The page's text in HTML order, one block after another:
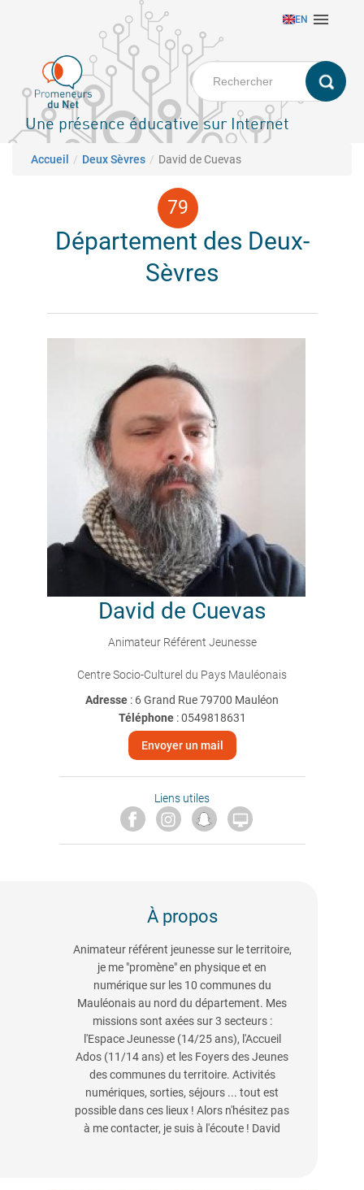
principal
EN 
Une présence éducative sur Internet
Fil d'Ariane
Accueil Deux Sèvres David de Cuevas
Département des Deux-
Sèvres
David de Cuevas
Animateur Référent Jeunesse
Centre Socio-Culturel du Pays Mauléonais
Adresse : 6 Grand Rue 79700 Mauléon
Téléphone:0549818631
Envoyer un mail
Liens utiles

À propos
Animateur référent jeunesse sur le territoire,
je me "promène" en physique et en
numérique sur les 10 communes du
Mauléonais au nord du département. Mes
missions sont axées sur 3 secteurs :
l'Espace Jeunesse (14/25 ans), l'Accueil
Ados (11/14 ans) et les Foyers des Jeunes
des communes du territoire. Activités
numériques, sorties, séjours ... tout est
possible dans ces lieux ! Alors n'hésitez pas
à me contacter, je suis à l'écoute ! David